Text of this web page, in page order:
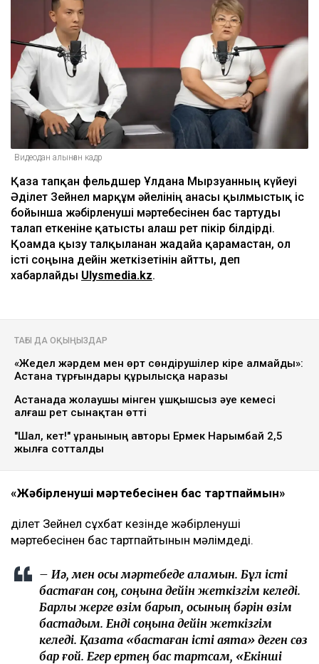
Видеодан алынған кадр
Қаза тапқан фельдшер Ұлдана Мырзуанның күйеуі
Әділет Зейнел марқұм әйелінің анасы қылмыстық іс
бойынша жәбірленуші мәртебесінен бас тартуды
талап еткеніне қатысты алғаш рет пікір білдірді.
Қоғамда қызу талқыланған жағдайға қарамастан, ол
істі соңына дейін жеткізетінін айтты, деп
хабарлайды Ulysmedia.kz.
ТАҒЫ ДА ОҚЫҢЫЗДАР
«Жедел жәрдем мен өрт сөндірушілер кіре алмайды»:
Астана тұрғындары құрылысқа наразы
Астанада жолаушы мінген ұшқышсыз әуе кемесі
алғаш рет сынақтан өтті
"Шал, кет!" ұранының авторы Ермек Нарымбай 2,5
жылға сотталды
«Жәбірленуші мәртебесінен бас тартпаймын»
Әділет Зейнел сұхбат кезінде жәбірленуші
мәртебесінен бас тартпайтынын мәлімдеді.
– Иә, мен осы мәртебеде қаламын. Бұл істі
бастаған соң, соңына дейін жеткізгім келеді.
Барлық жерге өзім барып, осының бәрін өзім
бастадым. Енді соңына дейін жеткізгім
келеді. Қазақта «бастаған істі аяқта» деген сөз
бар ғой. Егер ертең бас тартсам, «Екінші